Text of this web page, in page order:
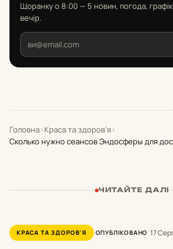
Щоранку о 8:00 — 5 новин, погода,
вечір.
Головна›Краса та здоров'я›
Сколько нужно сеансов Эндосферы для
ЧИТАЙТЕ ДАЛІ
КРАСА ТА ЗДОРОВ'Я ОПУБЛІКОВАНО 17